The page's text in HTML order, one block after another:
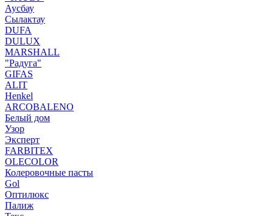
Аусбау
Сылактау
DUFA
DULUX
MARSHALL
"Радуга"
GIFAS
ALIT
Henkel
ARCOBALENO
Белый дом
Узор
Эксперт
FARBITEX
OLECOLOR
Колеровочные пасты
Gol
Оптилюкс
Палиж